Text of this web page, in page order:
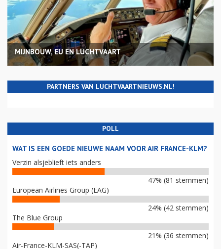
MIJNBOUW, EU EN LUCHTVAART
PARTNERS VAN LUCHTVAARTNIEUWS.NL!
POLL
WAT IS EEN GOEDE NIEUWE NAAM VOOR AIR FRANCE-KLM?
Verzin alsjeblieft iets anders
47% (81 stemmen)
European Airlines Group (EAG)
24% (42 stemmen)
The Blue Group
21% (36 stemmen)
Air-France-KLM-SAS(-TAP)